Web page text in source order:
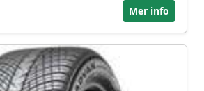
Mer info